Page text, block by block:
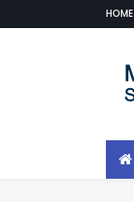
HOME